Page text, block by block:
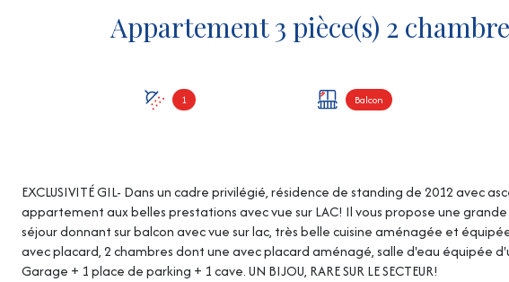
1 Balcon
EXCLUSIVITÉ GIL- Dans un cadre privilégié, résidence de standing de 2012 avec
appartement aux belles prestations avec vue sur LAC! Il vous propose une
séjour donnant sur balcon avec vue sur lac, très belle cuisine aménagée et
avec placard, 2 chambres dont une avec placard aménagé, salle d'eau équipée
Garage + 1 place de parking + 1 cave. UN BIJOU, RARE SUR LE SECTEUR!